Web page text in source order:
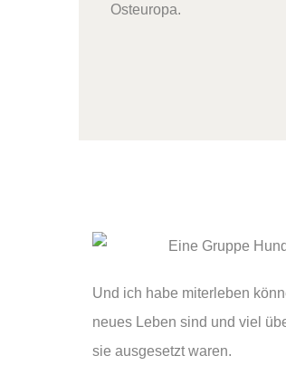
Osteuropa.
Und ich habe miterleben
neues Leben sind und viel
sie ausgesetzt waren.